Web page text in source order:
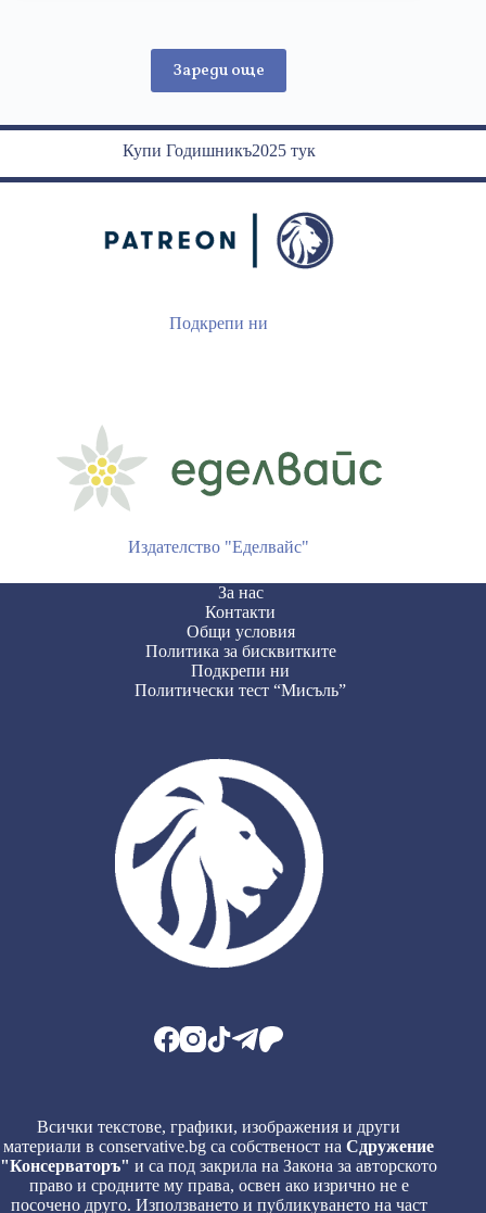
Зареди още
Купи Годишникъ2025 тук
Подкрепи ни
Издателство "Еделвайс"
За нас
Контакти
Общи условия
Политика за бисквитките
Подкрепи ни
Политически тест “Мисъль”
Всички текстове, графики, изображения и други
материали в conservative.bg са собственост наСдружение
"Консерваторъ" и са под закрила на Закона за авторското
право и сродните му права, освен ако изрично не е
посочено друго. Използването и публикуването на част